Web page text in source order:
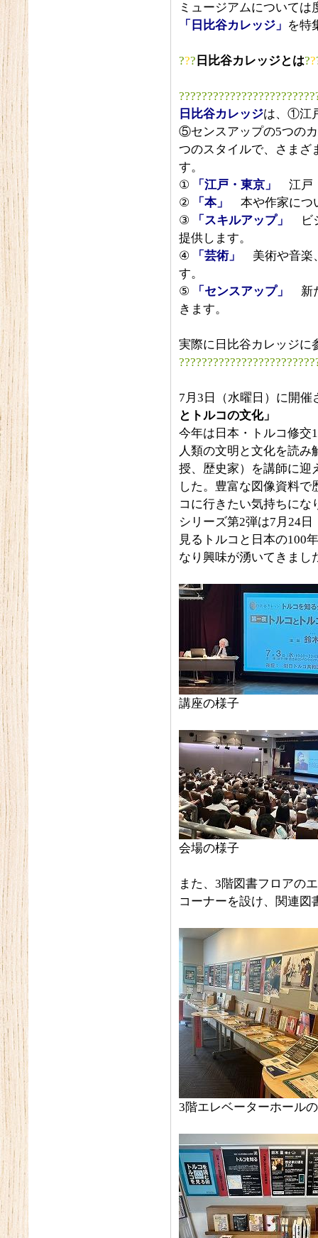
ミュージアムについて
「日比谷カレッジ」 を特
??? 日比谷カレッジとは??
日比谷カレッジは、①
⑤センスアップの5つの
つのスタイルで、さまざ
す。
①
「江戸・東京」
江戸
②
「本」
本や作家につ
③
「スキルアップ」
ビ
提供します。
④ 「芸術」
美術や音楽
す。
⑤
「センスアップ」
新
きます。
実際に日比谷カレッジに
7月3日（水曜日）に開催
とトルコの文化」
今年は日本・トルコ修交
人類の文明と文化を読
授、歴史家）を講師に迎
した。豊富な図像資料
コに行きたい気持ちにな
シリーズ第2弾は7月24
見るトルコと日本の100
なり興味が湧いてきまし
講座の様子
会場の様子
また、3階図書フロアの
コーナーを設け、関連図
3階エレベーターホール